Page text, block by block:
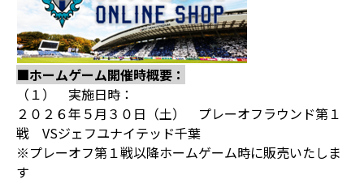
■ホームゲーム開催時概要：
（１） 実施日時：
２０２６年５月３０日（土） プレーオフラウンド第１
戦 VSジェフユナイテッド千葉
※プレーオフ第１戦以降ホームゲーム時に販売いたしま
す